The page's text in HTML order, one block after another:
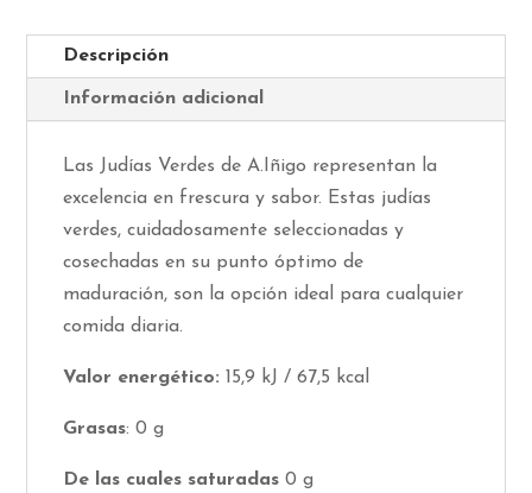
Descripción
Información adicional
Las Judías Verdes de A.Iñigo representan la
excelencia en frescura y sabor. Estas judías
verdes, cuidadosamente seleccionadas y
cosechadas en su punto óptimo de
maduración, son la opción ideal para cualquier
comida diaria.
Valor energético: 15,9 kJ / 67,5 kcal
Grasas: 0 g
De las cuales saturadas 0 g